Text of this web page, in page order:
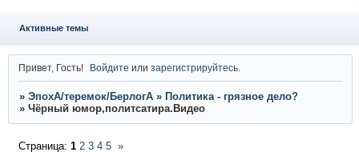
Активные темы
Привет, Гость! Войдите илизарегистрируйтесь
» ЭпохА/теремок/БерлогА » Политика - грязное дело?
» Чёрный юмор,политсатира.Видео
Страница: 1 2 3 4 5 »